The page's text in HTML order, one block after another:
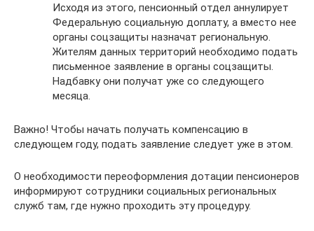
Исходя из этого, пенсионный отдел аннулирует
Федеральную социальную доплату, а вместо нее
органы соцзащиты назначат региональную.
Жителям данных территорий необходимо подать
письменное заявление в органы соцзащиты.
Надбавку они получат уже со следующего
месяца.
Важно! Чтобы начать получать компенсацию в
следующем году, подать заявление следует уже в этом.
О необходимости переоформления дотации пенсионеров
информируют сотрудники социальных региональных
служб там, где нужно проходить эту процедуру.